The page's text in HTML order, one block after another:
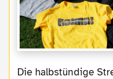
Die halbstündige Strecke im Aeroexpress vom